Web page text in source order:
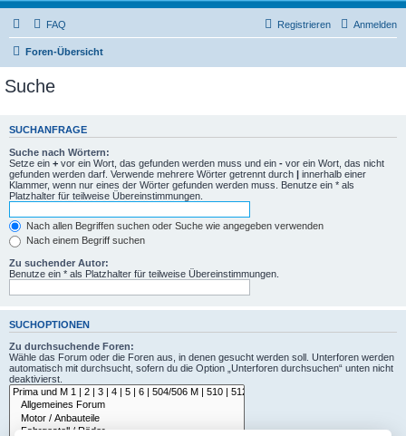
FAQ Anmelden
Registrieren
Foren-Übersicht
Suche
SUCHANFRAGE
Suche nach Wörtern:
Setze ein + vor ein Wort, das gefunden werden muss und ein - vor ein Wort, das nicht
gefunden werden darf. Verwende mehrere Wörter getrennt durch | innerhalb einer
Klammer, wenn nur eines der Wörter gefunden werden muss. Benutze ein * als
Platzhalter für teilweise Übereinstimmungen.
Nach allen Begriffen suchen oder Suche wie angegeben verwenden
Nach einem Begriff suchen
Zu suchender Autor:
Benutze ein * als Platzhalter für teilweise Übereinstimmungen.
SUCHOPTIONEN
Zu durchsuchende Foren:
Wähle das Forum oder die Foren aus, in denen gesucht werden soll. Unterforen werden
automatisch mit durchsucht, sofern du die Option „Unterforen durchsuchen“ unten nicht
deaktivierst.